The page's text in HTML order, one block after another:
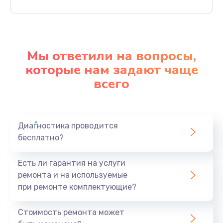
Заказать
Ремонт / замена кнопок, клавиш, индикаторов,
Заказать
1400 руб.
Заказать
1400 руб.
Мы ответили на вопросы,
которые нам задают чаще
всего
Диагностика проводится
бесплатно?
Есть ли гарантия на услуги
ремонта и на используемые
при ремонте комплектующие?
Стоимость ремонта может